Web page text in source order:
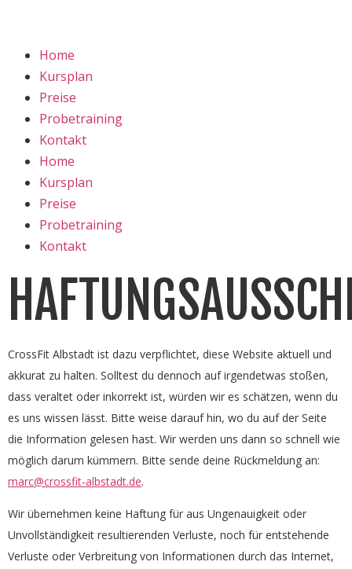
Home
Kursplan
Preise
Probetraining
Kontakt
Home
Kursplan
Preise
Probetraining
Kontakt
CrossFit Albstadt ist dazu verpflichtet, diese Website aktuell und
akkurat zu halten. Solltest du dennoch auf irgendetwas stoßen,
dass veraltet oder inkorrekt ist, würden wir es schätzen, wenn du
es uns wissen lässt. Bitte weise darauf hin, wo du auf der Seite
die Information gelesen hast. Wir werden uns dann so schnell wie
möglich darum kümmern. Bitte sende deine Rückmeldung an:
marc@crossfit-albstadt.de.
Wir übernehmen keine Haftung für aus Ungenauigkeit oder
Unvollständigkeit resultierenden Verluste, noch für entstehende
Verluste oder Verbreitung von Informationen durch das Internet,